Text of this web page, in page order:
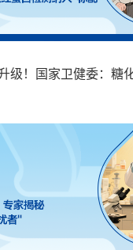
级！国家卫健委：糖